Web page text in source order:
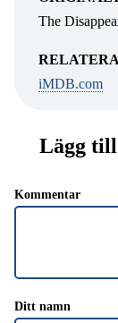
The
iMDB.com
Lägg
Kommentar
Ditt namn